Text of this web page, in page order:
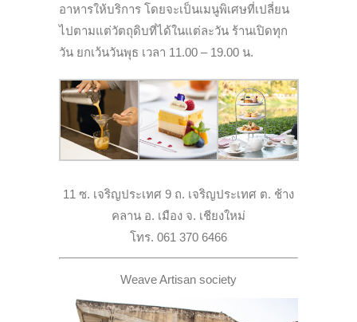
อาหารให้บริการ โดยจะเป็นเมนูพิเศษที่เปลี่ยน
ไปตามแต่วัตถุดิบที่ได้ในแต่ละวัน ร้านเปิดทุก
วัน ยกเว้นวันพุธ เวลา 11.00 – 19.00 น.
11 ซ. เจริญประเทศ 9 ถ. เจริญประเทศ ต. ช้าง
คลาน อ. เมือง จ. เชียงใหม่
โทร. 061 370 6466
Weave Artisan society